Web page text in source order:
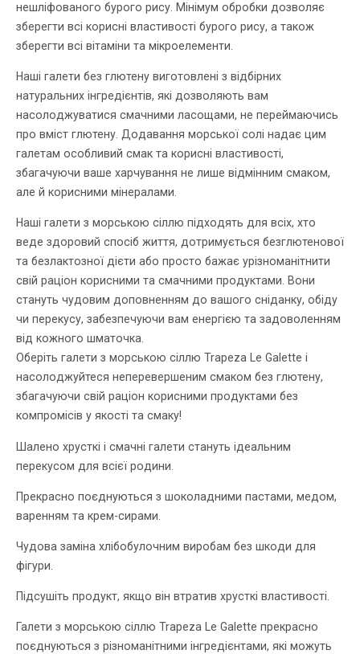
нешліфованого бурого рису. Мінімум обробки дозволяє
зберегти всі корисні властивості бурого рису, а також
зберегти всі вітаміни та мікроелементи.
Наші галети без глютену виготовлені з відбірних
натуральних інгредієнтів, які дозволяють вам
насолоджуватися смачними ласощами, не переймаючись
про вміст глютену. Додавання морської солі надає цим
галетам особливий смак та корисні властивості,
збагачуючи ваше харчування не лише відмінним смаком,
але й корисними мінералами.
Наші галети з морською сіллю підходять для всіх, хто
веде здоровий спосіб життя, дотримується безглютенової
та безлактозної дієти або просто бажає урізноманітнити
свій раціон корисними та смачними продуктами. Вони
стануть чудовим доповненням до вашого сніданку, обіду
чи перекусу, забезпечуючи вам енергією та задоволенням
від кожного шматочка.
Оберіть галети з морською сіллю Trapeza Le Galette і
насолоджуйтеся неперевершеним смаком без глютену,
збагачуючи свій раціон корисними продуктами без
компромісів у якості та смаку!
Шалено хрусткі і смачні галети стануть ідеальним
перекусом для всієї родини.
Прекрасно поєднуються з шоколадними пастами, медом,
варенням та крем-сирами.
Чудова заміна хлібобулочним виробам без шкоди для
фігури.
Підсушіть продукт, якщо він втратив хрусткі властивості.
Галети з морською сіллю Trapeza Le Galette прекрасно
поєднуються з різноманітними інгредієнтами, які можуть